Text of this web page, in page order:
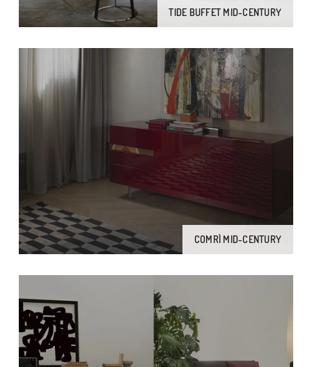
TIDE BUFFET MID-CENTURY
COMRÌ MID-CENTURY